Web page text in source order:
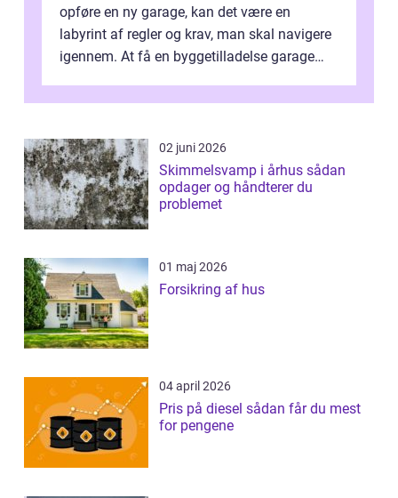
opføre en ny garage, kan det være en
labyrint af regler og krav, man skal navigere
igennem. At få en byggetilladelse garage
02 juni 2026
Skimmelsvamp i århus sådan
opdager og håndterer du
problemet
01 maj 2026
Forsikring af hus
04 april 2026
Pris på diesel sådan får du mest
for pengene